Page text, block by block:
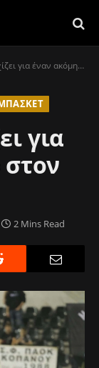
έναν ακόμη χρόνο στον ΠΑΟΚ
για
2 Mins Read